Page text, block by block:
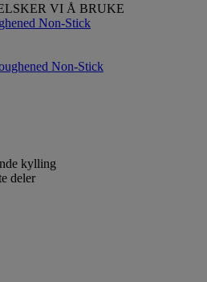
VI Å BRUKE
Non-Stick
kylling
deler